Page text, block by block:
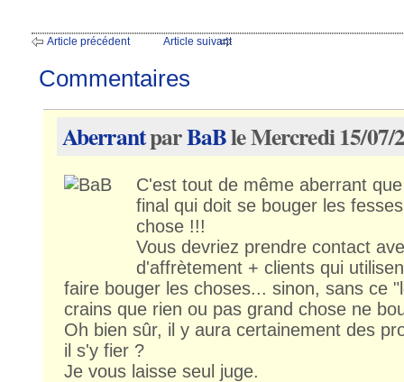
Article précédent Article suivant
Commentaires
AberrantparBaBle Mercredi 15/07/
C'est tout de même aberrant
final qui doit se bouger les
chose !!!
Vous devriez prendre contact
d'affrètement + clients qui
faire bouger les choses... sinon, sans ce
crains que rien ou pas grand chose ne
Oh bien sûr, il y aura certainement des
il s'y fier ?
Je vous laisse seul juge.